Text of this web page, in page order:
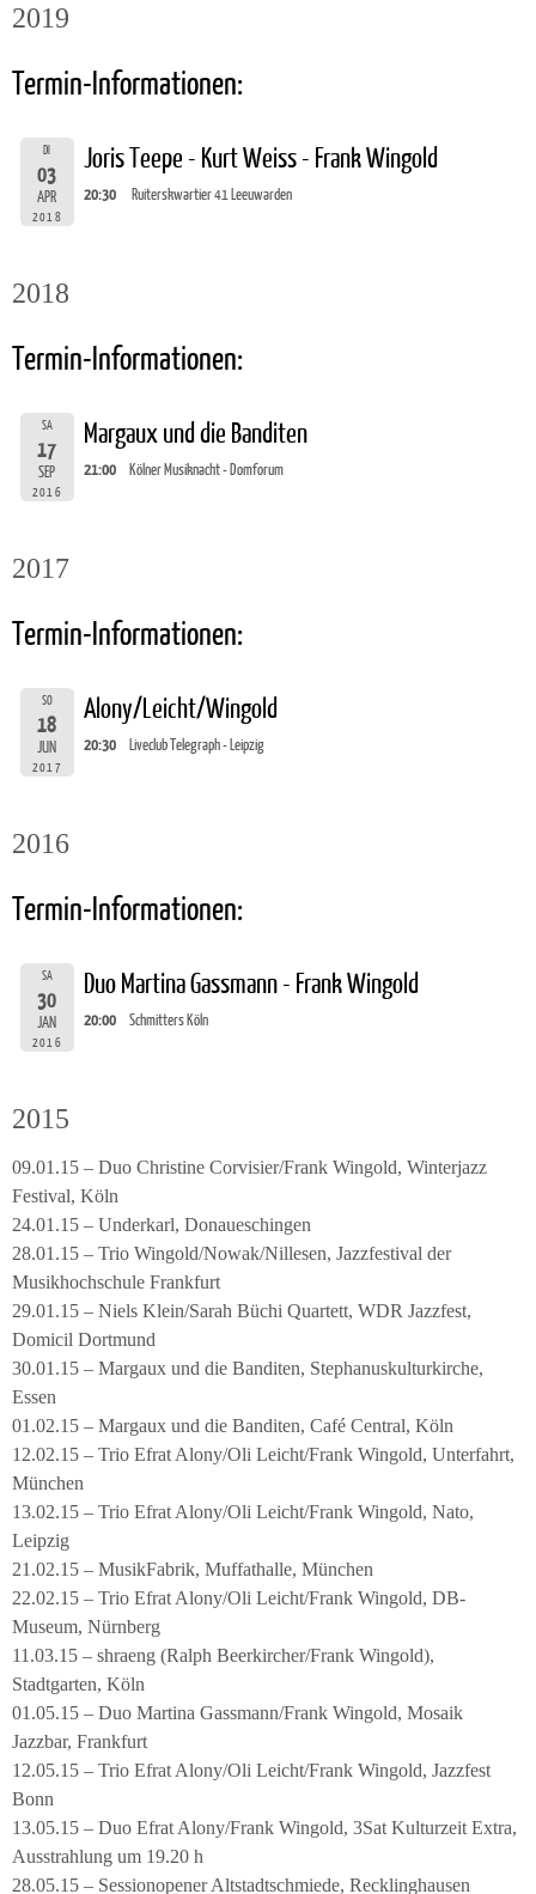
2019
Termin-Informationen:
DI
03
APR
2018
Joris Teepe - Kurt Weiss - Frank Wingold
20:30 Ruiterskwartier 41 Leeuwarden
2018
Termin-Informationen:
SA
17
SEP
2016
Margaux und die Banditen
21:00 Kölner Musiknacht - Domforum
2017
Termin-Informationen:
SO
18
JUN
2017
Alony/Leicht/Wingold
20:30 Liveclub Telegraph - Leipzig
2016
Termin-Informationen:
SA
30
JAN
2016
Duo Martina Gassmann - Frank Wingold
20:00 Schmitters Köln
2015
09.01.15 – Duo Christine Corvisier/Frank Wingold, Winterjazz
Festival, Köln
24.01.15 – Underkarl, Donaueschingen
28.01.15 – Trio Wingold/Nowak/Nillesen, Jazzfestival der
Musikhochschule Frankfurt
29.01.15 – Niels Klein/Sarah Büchi Quartett, WDR Jazzfest,
Domicil Dortmund
30.01.15 – Margaux und die Banditen, Stephanuskulturkirche,
Essen
01.02.15 – Margaux und die Banditen, Café Central, Köln
12.02.15 – Trio Efrat Alony/Oli Leicht/Frank Wingold, Unterfahrt,
München
13.02.15 – Trio Efrat Alony/Oli Leicht/Frank Wingold, Nato,
Leipzig
21.02.15 – MusikFabrik, Muffathalle, München
22.02.15 – Trio Efrat Alony/Oli Leicht/Frank Wingold, DB-
Museum, Nürnberg
11.03.15 – shraeng (Ralph Beerkircher/Frank Wingold),
Stadtgarten, Köln
01.05.15 – Duo Martina Gassmann/Frank Wingold, Mosaik
Jazzbar, Frankfurt
12.05.15 – Trio Efrat Alony/Oli Leicht/Frank Wingold, Jazzfest
Bonn
13.05.15 – Duo Efrat Alony/Frank Wingold, 3Sat Kulturzeit Extra,
Ausstrahlung um 19.20 h
28.05.15 – Sessionopener Altstadtschmiede, Recklinghausen